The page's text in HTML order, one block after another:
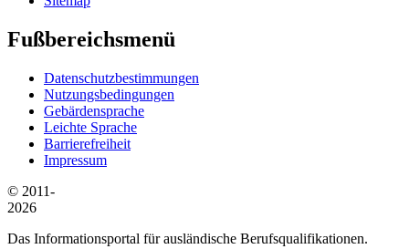
Fußbereichsmenü
Datenschutzbestimmungen
Nutzungsbedingungen
Gebärdensprache
Leichte Sprache
Barrierefreiheit
Impressum
© 2011-
2026
Das Informationsportal für ausländische Berufsqualifikationen.